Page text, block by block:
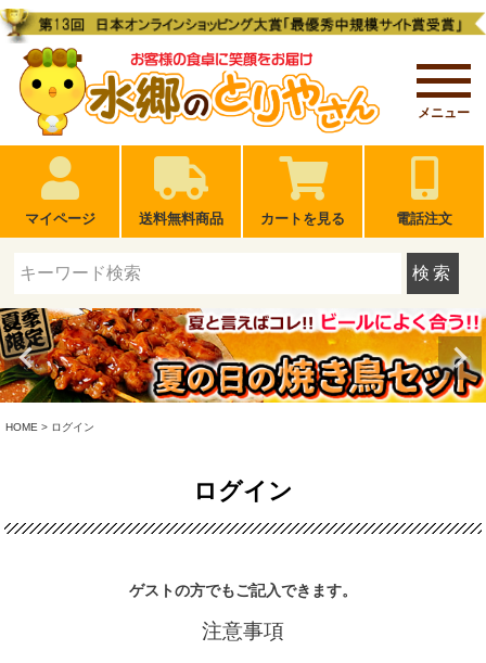
メニュー
マイページ 送料無料商品 カートを見る 電話注文
検索
HOME ログイン
ログイン
ゲストの方でもご記入できます。
注意事項